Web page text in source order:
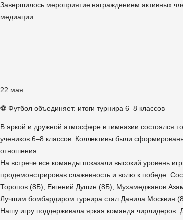
Завершилось мероприятие награждением активных
медиации.
22 мая
⚽ Футбол объединяет: итоги турнира 6–8 классов
В яркой и дружной атмосфере в гимназии состоялся
учеников 6–8 классов. Коллективы были
отношения.
На встрече все команды показали высокий уровень
продемонстрировав слаженность и волю к победе.
Торопов (8Б), Евгений Душин (8Б), Мухамеджанов
Лучшим бомбардиром турнира стал Данила Москвин
Нашу игру поддерживала яркая команда